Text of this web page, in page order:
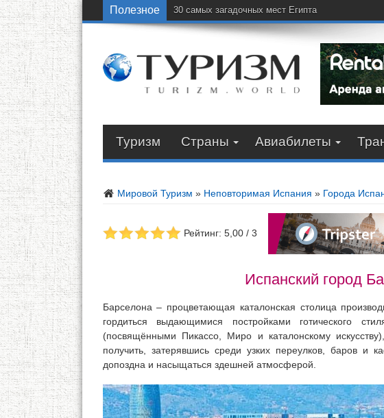
Полезное 30 самых загадочных мест Египта
Туризм Страны Авиабилеты
Мировой Туризм » Неповторимая Испания » Города
Рейтинг: 5,00 / 3
Испанский город
Барселона – процветающая каталонская столица
гордиться выдающимися постройками готического
(посвящёнными Пикассо, Миро и каталонскому
получить, затерявшись среди узких переулков, баров и
допоздна и насыщаться здешней атмосферой.